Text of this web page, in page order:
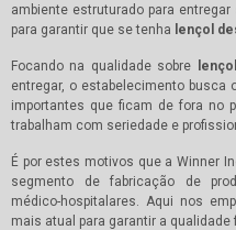
ambiente estruturado para
para garantir que se tenha lençol
Focando na qualidade sobre
entregar, o estabelecimento busca
importantes que ficam de fora no
trabalham com seriedade e
É por estes motivos que a Winner
segmento de fabricação de
médico-hospitalares. Aqui nos
mais atual para garantir a qualidade